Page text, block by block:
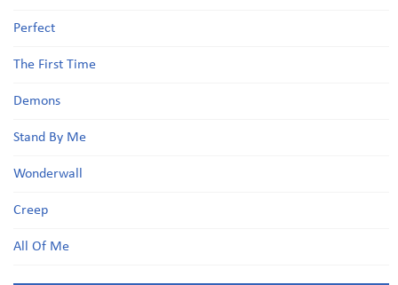
Perfect
The First Time
Demons
Stand By Me
Wonderwall
Creep
All Of Me